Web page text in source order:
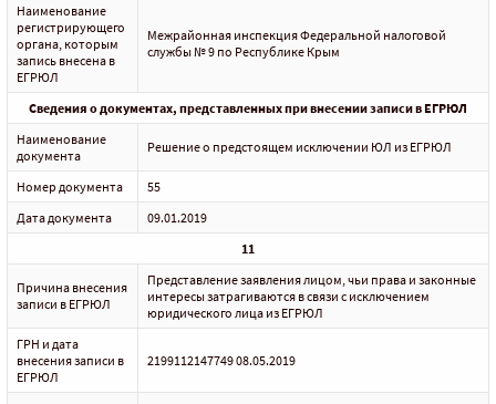
Наименование
регистрирующего
органа, которым
запись внесена в
ЕГРЮЛ
Межрайонная инспекция Федеральной налоговой
службы № 9 по Республике Крым
Сведения о документах, представленных при внесении записи в ЕГРЮЛ
Наименование
документа
Решение о предстоящем исключении ЮЛ из ЕГРЮЛ
Номер документа
55
Дата документа
09.01.2019
11
Причина внесения
записи в ЕГРЮЛ
Представление заявления лицом, чьи права и законные
интересы затрагиваются в связи с исключением
юридического лица из ЕГРЮЛ
ГРН и дата
внесения записи в
ЕГРЮЛ
2199112147749 08.05.2019